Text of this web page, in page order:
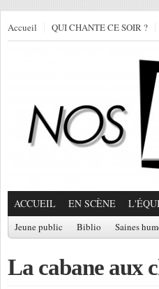
Accueil QUI CHANTE CE SOIR ?
ACCUEIL EN SCÈNE
Jeune public Biblio Saines
La cabane aux